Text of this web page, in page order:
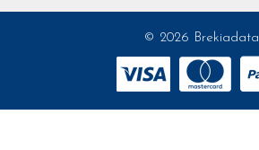
© 2026 Brekiadata